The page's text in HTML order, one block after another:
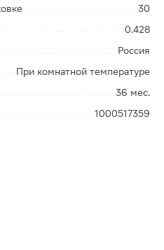
30
0.428
Россия
При комнатной температуре
36 мес.
1000517359